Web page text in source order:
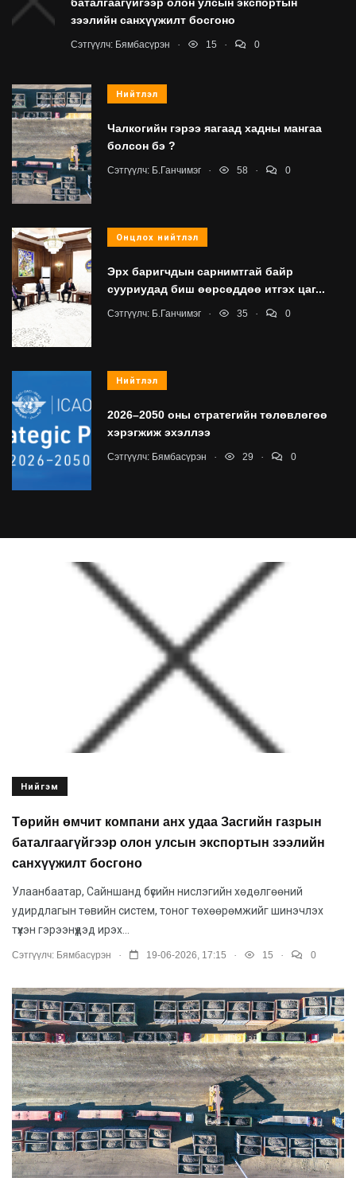
зээлийн санхүүжилт босгоно
Сэтгүүлч: Бямбасүрэн . 15 . 0
Нийтлэл
Чалкогийн гэрээ яагаад хадны мангаа
болсон бэ ?
Сэтгүүлч: Б.Ганчимэг . 58 . 0
Онцлох нийтлэл
Эрх баригчдын сарнимтгай байр
сууриудад биш өөрсөддөө итгэх цаг...
Сэтгүүлч: Б.Ганчимэг . 35 . 0
Нийтлэл
2026–2050 оны стратегийн төлөвлөгөө
хэрэгжиж эхэллээ
Сэтгүүлч: Бямбасүрэн . 29 . 0
Нийгэм
Төрийн өмчит компани анх удаа Засгийн газрын
баталгаагүйгээр олон улсын экспортын зээлийн
санхүүжилт босгоно
Улаанбаатар, Сайншанд бүсийн нислэгийн хөдөлгөөний
удирдлагын төвийн систем, тоног төхөөрөмжийг шинэчлэх
түүхэн гэрээнүүдэд ирэх...
Сэтгүүлч: Бямбасүрэн . 19-06-2026, 17:15 . 15 . 0